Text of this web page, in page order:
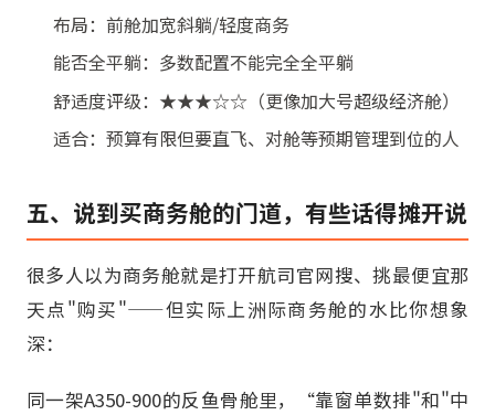
布局：前舱加宽斜躺/轻度商务
能否全平躺：多数配置不能完全全平躺
舒适度评级：★★★☆☆（更像加大号超级经济舱）
适合：预算有限但要直飞、对舱等预期管理到位的人
五、说到买商务舱的门道，有些话得摊开说
很多人以为商务舱就是打开航司官网搜、挑最便宜那
天点"购买"——但实际上洲际商务舱的水比你想象
深：
同一架A350-900的反鱼骨舱里，“靠窗单数排"和"中